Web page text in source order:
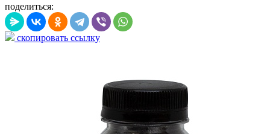
поделиться:
скопировать ссылку